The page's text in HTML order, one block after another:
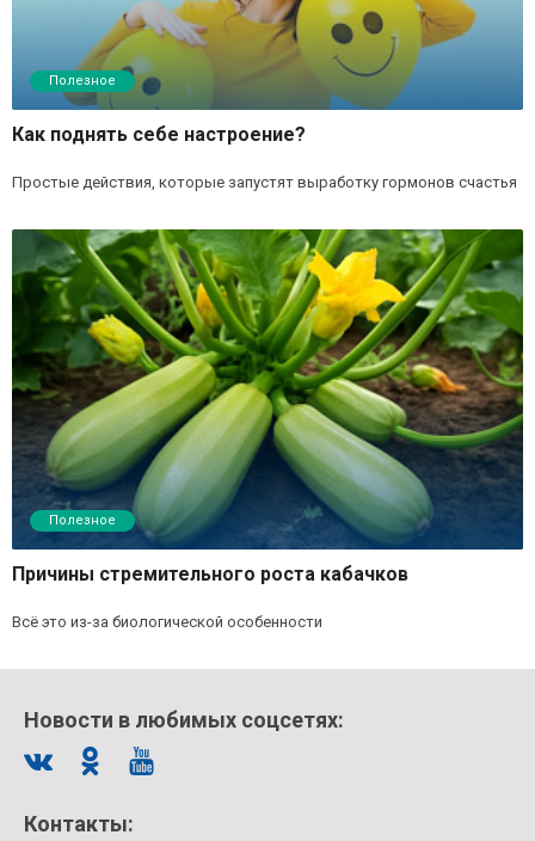
Полезное
Как поднять себе настроение?
Простые действия, которые запустят выработку гормонов счастья
Полезное
Причины стремительного роста кабачков
Всё это из-за биологической особенности
Новости в любимых соцсетях:
Контакты: